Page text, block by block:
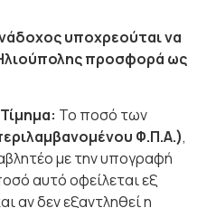
υποχρεούται να
προσφορά ως
Το ποσό των
Φ.Π.Α.),
με την υπογραφή
αυτό οφείλεται εξ
αν δεν εξαντληθεί η